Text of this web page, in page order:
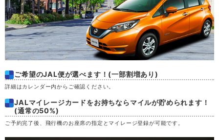
火 25
水 26
木 27
金 28
土 29
ご希望のJAL便が選べます！(一部割増あり)
詳細はカレンダー内からご確認ください。
JALマイレージカードをお持ちならマイルが貯められます！
(通常の50%)
ご予約完了後、飛行機のお座席の指定とマイレージ登録が可能です。